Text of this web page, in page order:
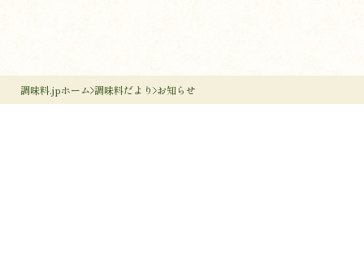
調味料.jpホーム 調味料だより お知らせ